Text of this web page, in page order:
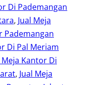
Di Pademangan
, Jual Meja
Pademangan
Di Pal Meriam
Meja Kantor Di
, Jual Meja